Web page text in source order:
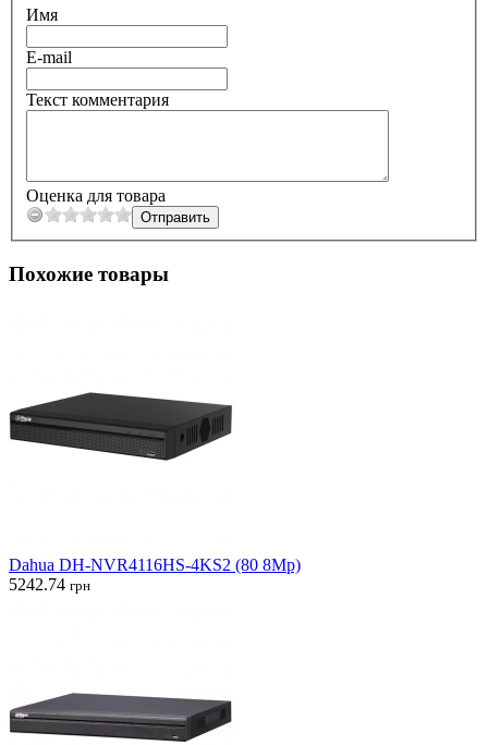
Имя
E-mail
Текст комментария
Оценка для товара
Похожие товары
Dahua DH-NVR4116HS-4KS2 (80 8Mp)
5242.74 грн